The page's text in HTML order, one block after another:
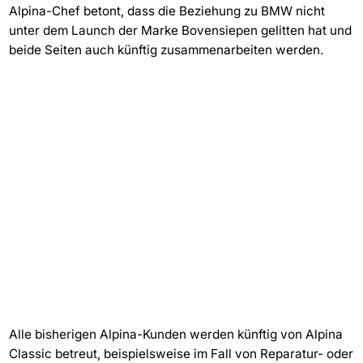
Alpina-Chef betont, dass die Beziehung zu BMW nicht
unter dem Launch der Marke Bovensiepen gelitten hat und
beide Seiten auch künftig zusammenarbeiten werden.
Alle bisherigen Alpina-Kunden werden künftig von Alpina
Classic betreut, beispielsweise im Fall von Reparatur- oder